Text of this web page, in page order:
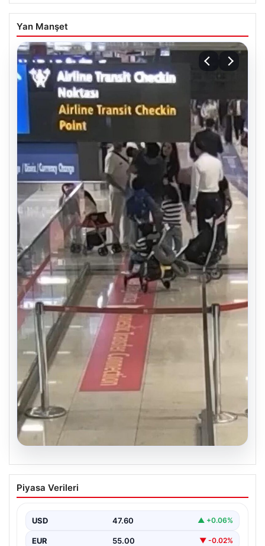
Yan Manşet
2 Yaşındaki Bebeğin Hayatını Kurtaran
Havalimanı Personeline Ödül
bir olayda, 2 yaşındaki Liam isimli bir çocuğun…
Piyasa Verileri
USD 47.60 ▲ +0.06%
EUR 55.00 ▼ -0.02%